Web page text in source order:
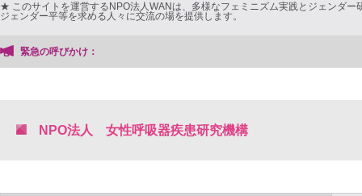
★ このサイトを運営するNPO法人WANは、多様なフェミニズム実践とジェンダー
ジェンダー平等を求める人々に交流の場を提供します。
緊急の呼びかけ：
NPO法人 女性呼吸器疾患研究機構